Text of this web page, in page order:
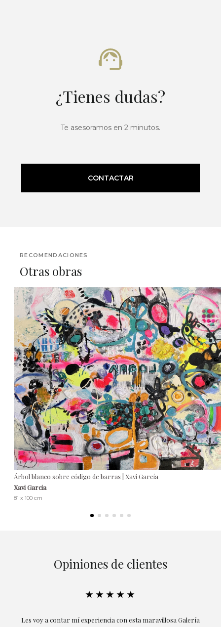
¿Tienes dudas?
Te asesoramos en 2 minutos.
CONTACTAR
RECOMENDACIONES
Otras obras
Árbol blanco sobre código de barras | Xavi García
Xavi Garcia
81 x 100 cm
Opiniones de clientes
★★★★★
Excepcional. María me ha acompañado en todo momento en